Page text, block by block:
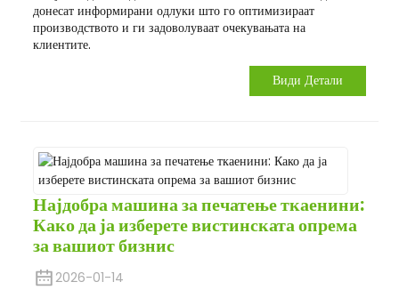
донесат информирани одлуки што го оптимизираат
производството и ги задоволуваат очекувањата на
клиентите.
Види Детали
Најдобра машина за печатење ткаенини:
Како да ја изберете вистинската опрема
за вашиот бизнис
2026-01-14